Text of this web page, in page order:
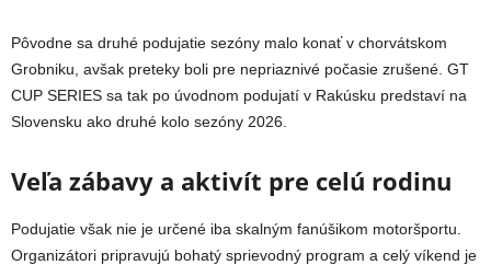
Pôvodne sa druhé podujatie sezóny malo konať v chorvátskom
Grobniku, avšak preteky boli pre nepriaznivé počasie zrušené. GT
CUP SERIES sa tak po úvodnom podujatí v Rakúsku predstaví na
Slovensku ako druhé kolo sezóny 2026.
Veľa zábavy a aktivít pre celú rodinu
Podujatie však nie je určené iba skalným fanúšikom motoršportu.
Organizátori pripravujú bohatý sprievodný program a celý víkend je